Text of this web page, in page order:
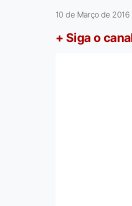
10 de Março de 2016
+ Siga o